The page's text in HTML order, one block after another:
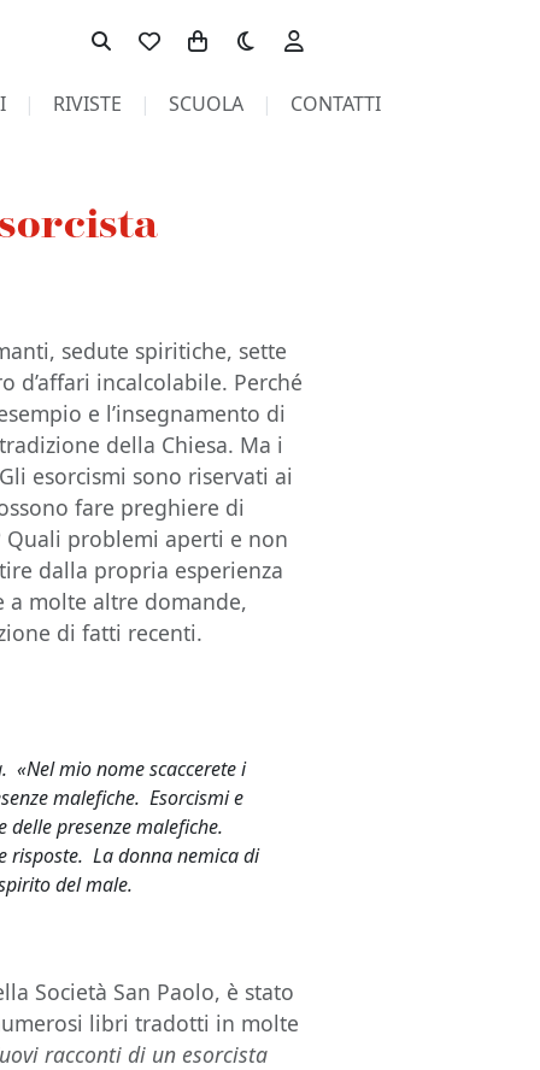
Toggle theme
RIVISTE SCUOLA CONTATTI
sedute spiritiche, sette
d’affari incalcolabile. Perché
e l’insegnamento di
della Chiesa. Ma i
esorcismi sono riservati ai
fare preghiere di
Quali problemi aperti e non
dalla propria esperienza
a molte altre domande,
di fatti recenti.
«Nel mio nome scaccerete i
malefiche. Esorcismi e
delle presenze malefiche.
La donna nemica di
del male.
Società San Paolo, è stato
libri tradotti in molte
racconti di un esorcista